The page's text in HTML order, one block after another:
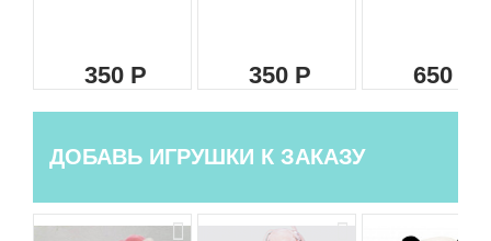
350 350 650
ДОБАВЬ ИГРУШКИ К ЗАКАЗУ